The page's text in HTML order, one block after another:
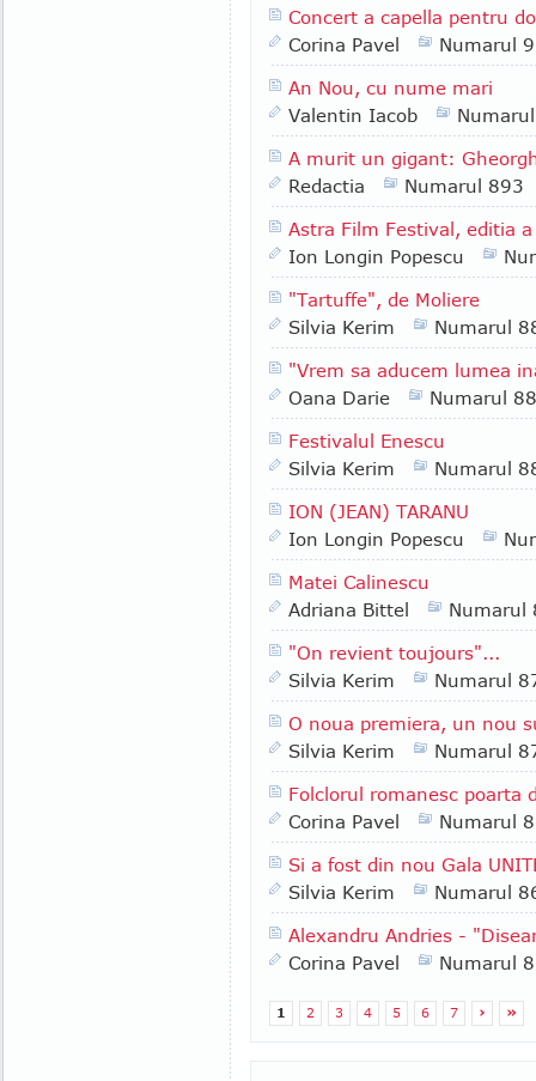
Concert a capella pentru
Corina Pavel
Numarul
An Nou, cu nume mari
Valentin Iacob
A murit un gigant:
Redactia
Numarul 893
Astra Film Festival, editia
Ion Longin Popescu
"Tartuffe", de Moliere
Silvia Kerim
Numarul
"Vrem sa aducem lumea
Oana Darie
Numarul
Festivalul Enescu
Silvia Kerim
Numarul
ION (JEAN) TARANU
Ion Longin Popescu
Matei Calinescu
Adriana Bittel
Numarul
"On revient toujours"...
Silvia Kerim
Numarul
O noua premiera, un nou
Silvia Kerim
Numarul
Folclorul romanesc poarta
Corina Pavel
Numarul
Si a fost din nou Gala
Silvia Kerim
Numarul
Alexandru Andries -
Corina Pavel
Numarul
1 2 3 4 5 6 7 › »